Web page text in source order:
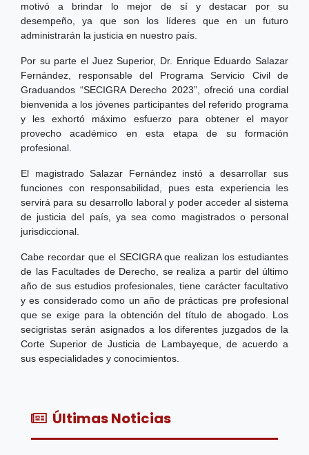
motivó a brindar lo mejor de sí y destacar por su
desempeño, ya que son los líderes que en un futuro
administrarán la justicia en nuestro país.
Por su parte el Juez Superior, Dr. Enrique Eduardo Salazar
Fernández, responsable del Programa Servicio Civil de
Graduandos “SECIGRA Derecho 2023”, ofreció una cordial
bienvenida a los jóvenes participantes del referido programa
y les exhortó máximo esfuerzo para obtener el mayor
provecho académico en esta etapa de su formación
profesional.
El magistrado Salazar Fernández instó a desarrollar sus
funciones con responsabilidad, pues esta experiencia les
servirá para su desarrollo laboral y poder acceder al sistema
de justicia del país, ya sea como magistrados o personal
jurisdiccional.
Cabe recordar que el SECIGRA que realizan los estudiantes
de las Facultades de Derecho, se realiza a partir del último
año de sus estudios profesionales, tiene carácter facultativo
y es considerado como un año de prácticas pre profesional
que se exige para la obtención del título de abogado. Los
secigristas serán asignados a los diferentes juzgados de la
Corte Superior de Justicia de Lambayeque, de acuerdo a
sus especialidades y conocimientos.
Últimas Noticias